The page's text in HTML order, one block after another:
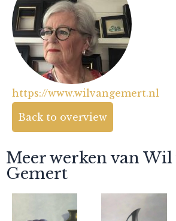
https://www.wilvangemert.nl
Back to overview
Meer werken van Wil
Gemert